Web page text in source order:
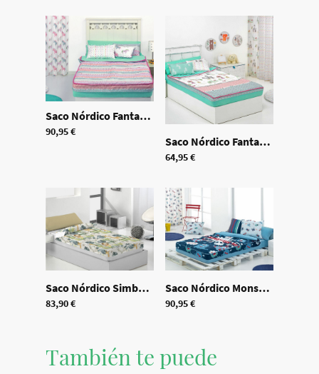
Saco Nórdico Fantasy Stripe A-B CON RELLENO +Almohadón
90,95 €
Saco Nórdico Fantasy A CON RELLENO +Almohadón
64,95 €
Saco Nórdico Simba CON RELLENO +Almohadón
83,90 €
Saco Nórdico Monsters CON RELLENO +Almohadón
90,95 €
También te puede